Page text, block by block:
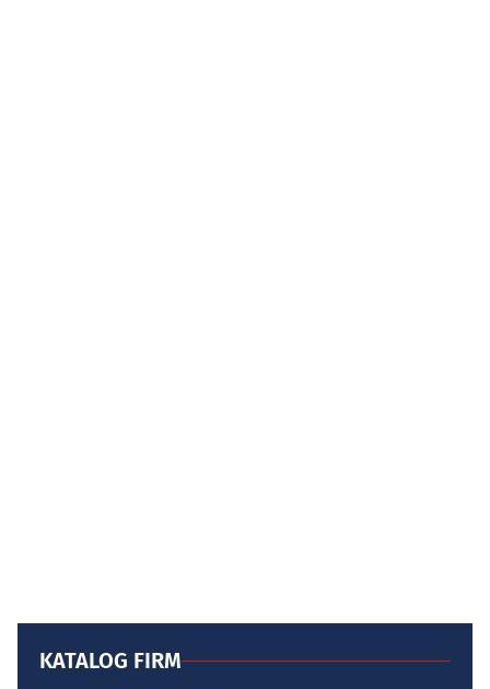
KATALOG FIRM